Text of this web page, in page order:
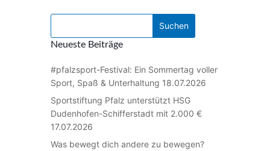
Neueste Beiträge
#pfalzsport-Festival: Ein Sommertag voller
Sport, Spaß & Unterhaltung 18.07.2026
Sportstiftung Pfalz unterstützt HSG
Dudenhofen-Schifferstadt mit 2.000 €
17.07.2026
Was bewegt dich andere zu bewegen?